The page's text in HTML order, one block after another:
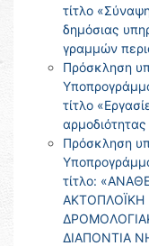
τίτλο
δημόσιας
γραμμών
Πρόσκληση
τίτλο
Πρόσκληση
τίτλο:
ΑΚΤΟΠΛΟΪΚΗ
ΔΙΑΠΟΝΤΙΑ